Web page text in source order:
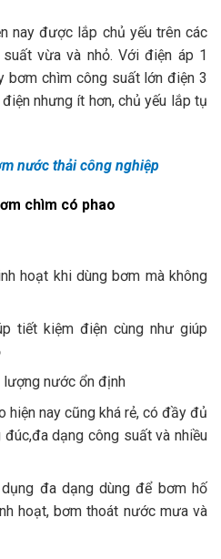
nay được lắp chủ yếu trên các
vừa và nhỏ. Với điện áp 1
bơm chìm công suất lớn điện 3
nhưng ít hơn, chủ yếu lắp tụ
nước thải công nghiệp
chìm có phao
hoạt khi dùng bơm mà không
tiết kiệm điện cùng như giúp
nước ổn định
hiện nay cũng khá rẻ, có đầy đủ
đúc,đa dạng công suất và nhiều
đa dạng dùng để bơm hố
hoạt, bơm thoát nước mưa và